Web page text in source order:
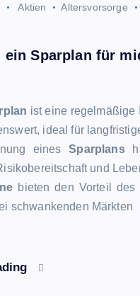
Aktien Altersvorsorge
ein Sparplan für
ist eine regelmäßige
ideal für
einesSparplans
und
bieten den Vorteil des
schwankenden Märkten